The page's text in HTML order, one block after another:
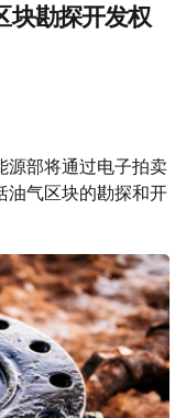
块勘探开发权
源部将通过电子拍卖
油气区块的勘探和开